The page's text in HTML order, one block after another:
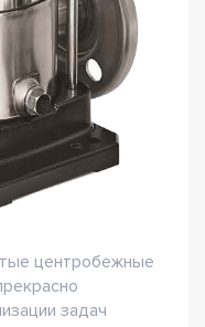
центробежные
задач